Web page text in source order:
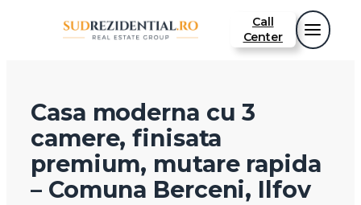
Call
Center
Casa moderna cu 3
camere, finisata
premium, mutare rapida
– Comuna Berceni, Ilfov